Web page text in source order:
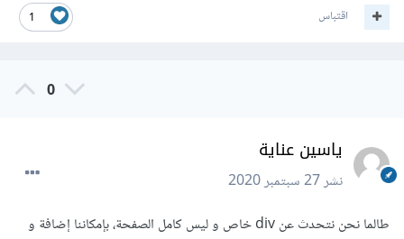
1 اقتباس
0
ياسين عناية
نشر27 سبتمبر 2020
طالما نحن نتحدث عن div خاص و ليس كامل الصفحة، بإمكاننا إضافة و